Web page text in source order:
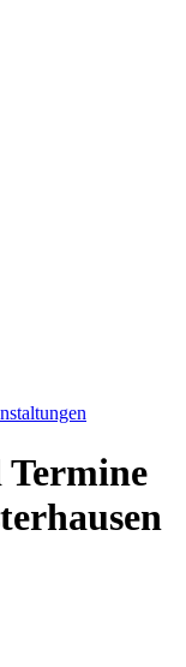
Termine